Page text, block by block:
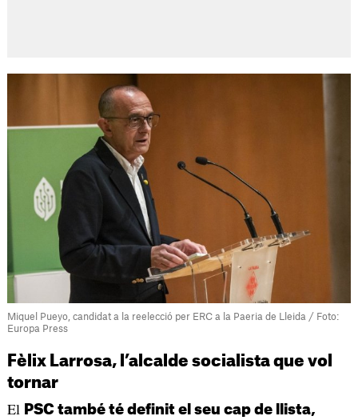
Miquel Pueyo, candidat a la reelecció per ERC a la Paeria de Lleida / Foto:
Europa Press
Fèlix Larrosa, l’alcalde socialista que vol
tornar
El PSC també té definit el seu cap de llista,